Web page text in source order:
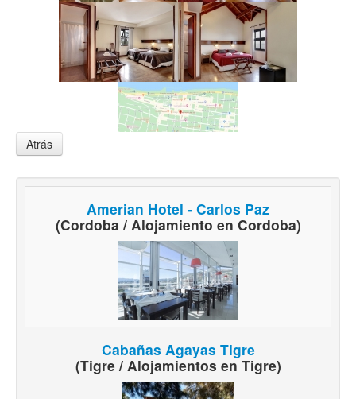
Atrás
Amerian Hotel - Carlos Paz
(Cordoba / Alojamiento en Cordoba)
Cabañas Agayas Tigre
(Tigre / Alojamientos en Tigre)